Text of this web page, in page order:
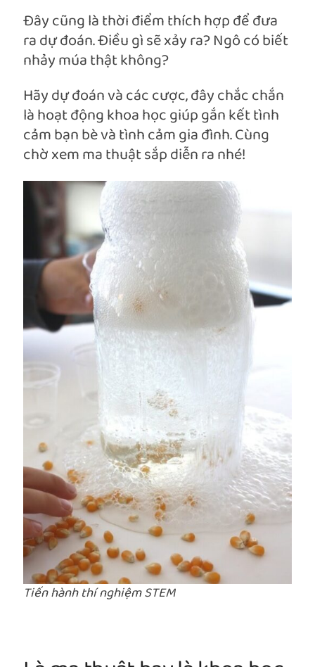
Đây cũng là thời điểm thích hợp để đưa
ra dự đoán. Điều gì sẽ xảy ra? Ngô có biết
nhảy múa thật không?
Hãy dự đoán và các cược, đây chắc chắn
là hoạt động khoa học giúp gắn kết tình
cảm bạn bè và tình cảm gia đình. Cùng
chờ xem ma thuật sắp diễn ra nhé!
Tiến hành thí nghiệm STEM